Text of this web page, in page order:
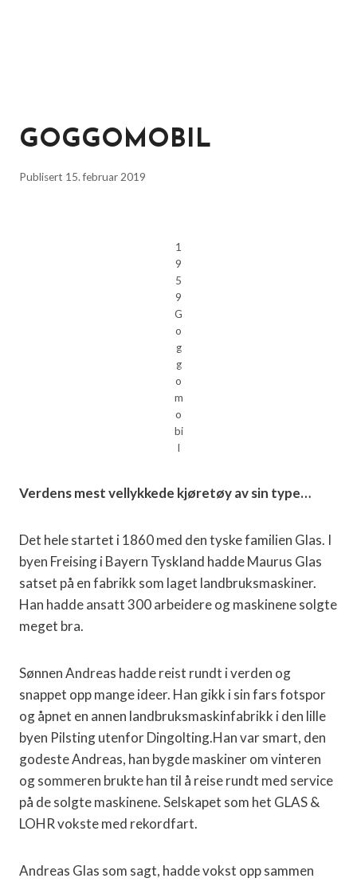
GOGGOMOBIL
Publisert 15. februar 2019
1
9
5
9
G
o
g
g
o
m
o
bi
l
Verdens mest vellykkede kjøretøy av sin type…
Det hele startet i 1860 med den tyske familien Glas. I
byen Freising i Bayern Tyskland hadde Maurus Glas
satset på en fabrikk som laget landbruksmaskiner.
Han hadde ansatt 300 arbeidere og maskinene solgte
meget bra.
Sønnen Andreas hadde reist rundt i verden og
snappet opp mange ideer. Han gikk i sin fars fotspor
og åpnet en annen landbruksmaskinfabrikk i den lille
byen Pilsting utenfor Dingolting.Han var smart, den
godeste Andreas, han bygde maskiner om vinteren
og sommeren brukte han til å reise rundt med service
på de solgte maskinene. Selskapet som het GLAS &
LOHR vokste med rekordfart.
Andreas Glas som sagt, hadde vokst opp sammen